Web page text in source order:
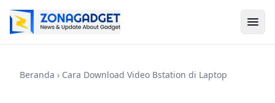
Beranda › Cara Download Video Bstation di Laptop